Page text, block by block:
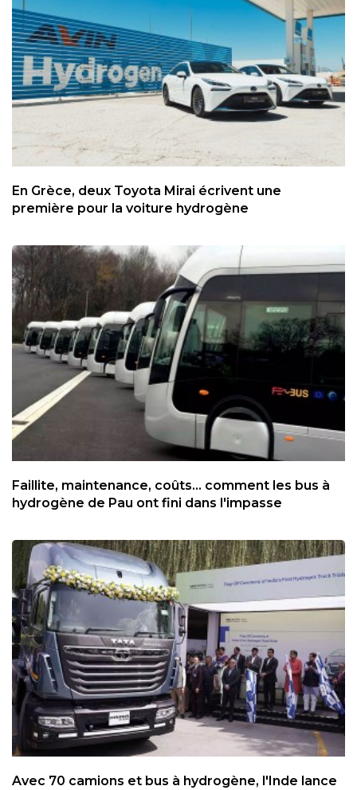
En Grèce, deux Toyota Mirai écrivent une
première pour la voiture hydrogène
Faillite, maintenance, coûts... comment les bus à
hydrogène de Pau ont fini dans l'impasse
Avec 70 camions et bus à hydrogène, l'Inde lance